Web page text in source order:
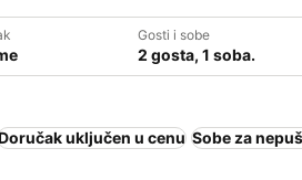
Gosti i sobe
2 gosta, 1 soba.
uključen u cenu Sobe za